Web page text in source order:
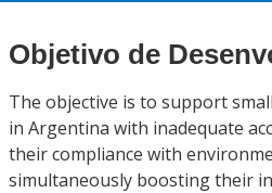
Objetivo de
The objective is to support
in Argentina with inadequate
their compliance with
simultaneously boosting their